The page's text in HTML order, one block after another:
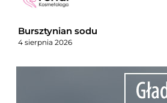
Bursztynian sodu
4 sierpnia 2026